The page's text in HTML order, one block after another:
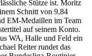
Stütze ist. Moritz
Schnitt von 9,84
EM-Medaillen im Team
auf seinem Konto.
WA, Halle und Feld ein
Reiter rundet das